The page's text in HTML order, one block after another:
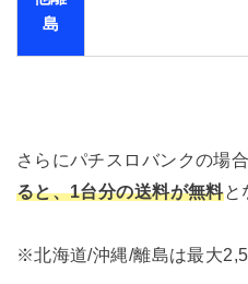
島
さらにパチスロバンクの場
ると、1台分の送料が無料と
※北海道/沖縄/離島は最大